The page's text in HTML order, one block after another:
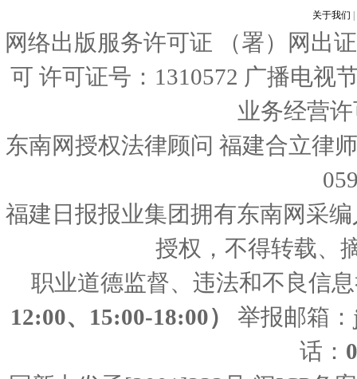
关于我们
网络出版服务许可证 （署）网出
可 许可证号：1310572 广播电视
业务经营
东南网授权法律顾问 福建合立律
福建日报报业集团拥有东南网采
授权，不得转载、
职业道德监督、违法和不良信
12:00、15:00-18:00）
举报邮箱：
话：